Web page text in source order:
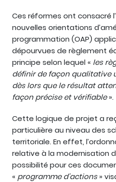
Ces réformes ont consacré
nouvelles orientations
programmation (OAP)
dépourvues de règlement
principe selon lequel « les
définir de façon qualitative
dès lors que le résultat
façon précise et vérifiable».
Cette logique de projet a
particulière au niveau des
territoriale. En effet,
relative à la modernisation
possibilité pour ces
« programme d’actions»